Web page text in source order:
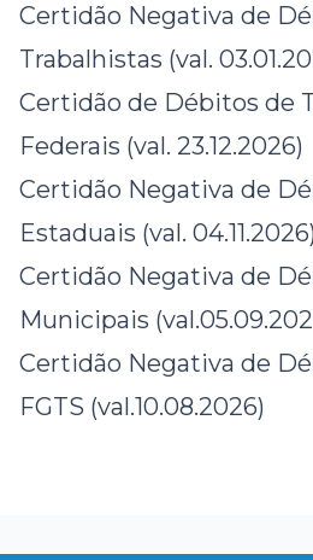
Certidão Negativa de
Trabalhistas (val.
Certidão de Débitos de
Federais (val. 23.12.2026)
Certidão Negativa de
Estaduais (val. 04.11.2026)
Certidão Negativa de
Municipais
Certidão Negativa de
FGTS (val.10.08.2026)